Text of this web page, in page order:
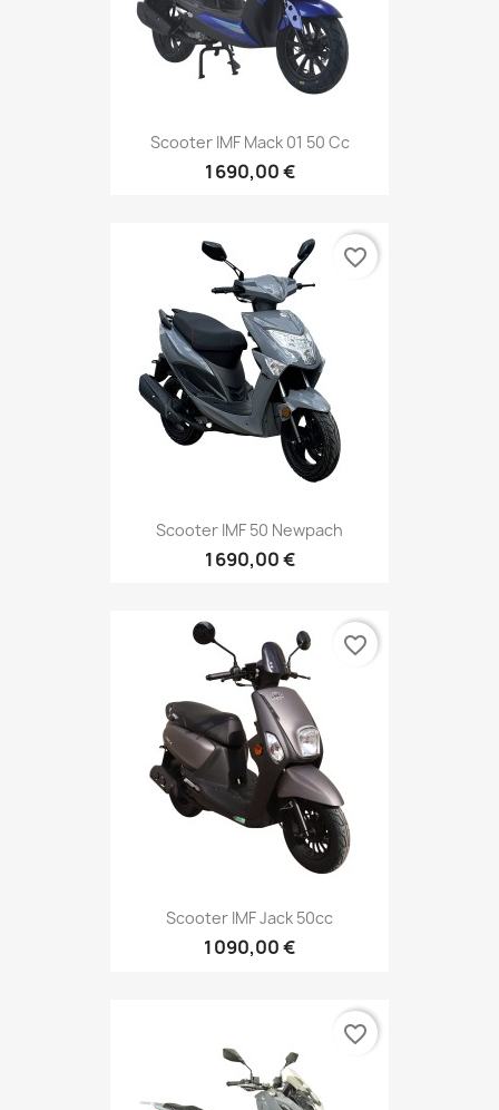
Scooter IMF Mack 01 50 Cc
1 690,00 €
Scooter IMF 50 Newpach
1 690,00 €
favorite_border
Scooter IMF Jack 50cc
1 090,00 €
favorite_border
favorite_border